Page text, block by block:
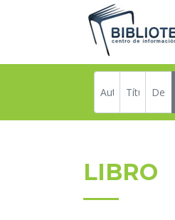
LIBRO